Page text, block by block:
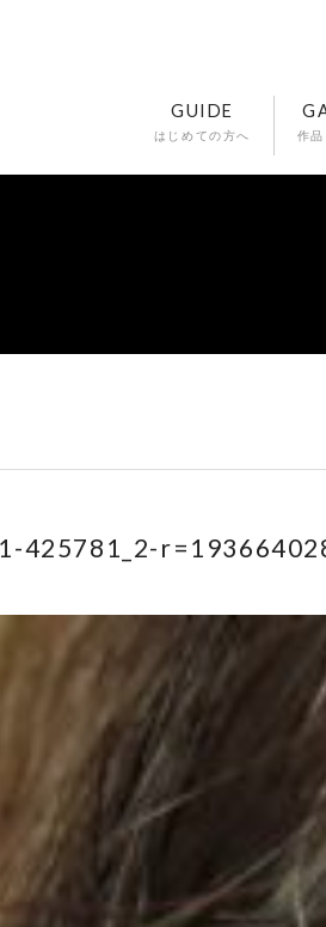
GUIDE
はじめての方へ 作
425781_2-